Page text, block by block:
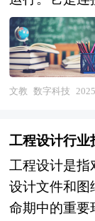
构建国家未来
轮科技革命与
技行业正经历
作为支撑数字
生出元宇宙、
报告基于中研
论沉淀，以"
观测窗口，系
文教 数字科技
工程设计行业
工程设计是指
设计文件和图
命期中的重要